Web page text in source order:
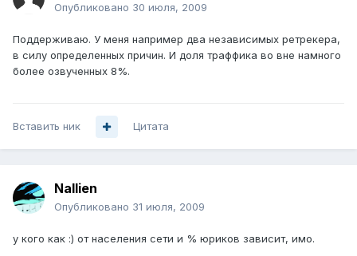
Опубликовано 30 июля, 2009
Поддерживаю. У меня например два независимых ретрекера,
в силу определенных причин. И доля траффика во вне намного
более озвученных 8%.
Вставить ник Цитата
Nallien
Опубликовано 31 июля, 2009
у кого как :) от населения сети и % юриков зависит, имо.